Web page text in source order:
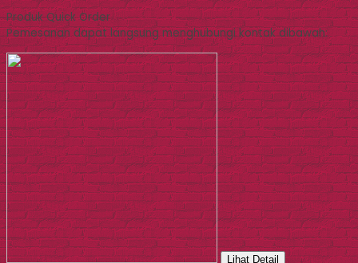
Produk Quick Order
Pemesanan dapat langsung menghubungi kontak dibawah:
Lihat Detail